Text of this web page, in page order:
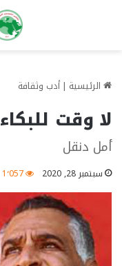
الرئيسية | أدب وثقافة
لا وقت للبكاء
أمل دنقل
سبتمبر 28, 2020 1٬057